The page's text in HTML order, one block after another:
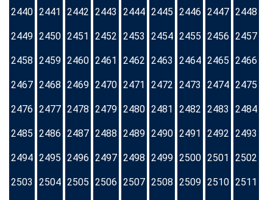
2440 2441 2442 2443 2444 2445 2446 2447 2448
2449 2450 2451 2452 2453 2454 2455 2456 2457
2458 2459 2460 2461 2462 2463 2464 2465 2466
2467 2468 2469 2470 2471 2472 2473 2474 2475
2476 2477 2478 2479 2480 2481 2482 2483 2484
2485 2486 2487 2488 2489 2490 2491 2492 2493
2494 2495 2496 2497 2498 2499 2500 2501 2502
2503 2504 2505 2506 2507 2508 2509 2510 2511